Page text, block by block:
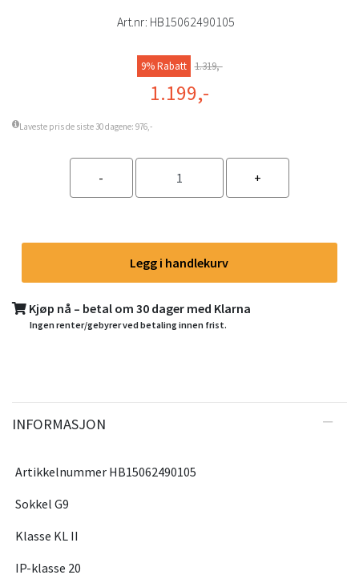
Art.nr: HB15062490105
9% Rabatt 1.319,-
1.199,-
Laveste pris de siste 30 dagene: 976,-
Legg i handlekurv
Kjøp nå – betal om 30 dager med Klarna
Ingen renter/gebyrer ved betaling innen frist.
INFORMASJON
Artikkelnummer HB15062490105
Sokkel G9
Klasse KL II
IP-klasse 20